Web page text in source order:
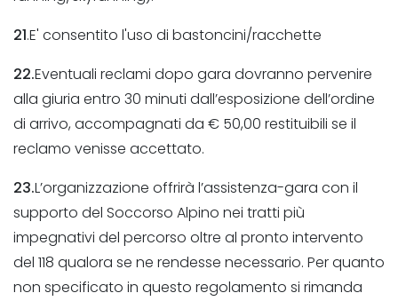
21.E' consentito l'uso di bastoncini/racchette
22.Eventuali reclami dopo gara dovranno pervenire
alla giuria entro 30 minuti dall’esposizione dell’ordine
di arrivo, accompagnati da € 50,00 restituibili se il
reclamo venisse accettato.
23.L’organizzazione offrirà l’assistenza-gara con il
supporto del Soccorso Alpino nei tratti più
impegnativi del percorso oltre al pronto intervento
del 118 qualora se ne rendesse necessario. Per quanto
non specificato in questo regolamento si rimanda